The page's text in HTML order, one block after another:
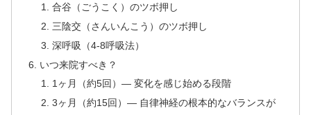
合谷（ごうこく）のツボ押し
三陰交（さんいんこう）のツボ押し
深呼吸（4-8呼吸法）
いつ来院すべき？
1ヶ月（約5回）— 変化を感じ始める段階
3ヶ月（約15回）— 自律神経の根本的なバランスが